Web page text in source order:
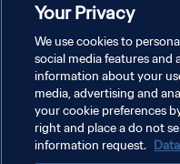
Manchester City disputado
Orlando el jueves 26 de
POLÍTICA DE PRIVACIDAD
Your Privacy
We use cookies to
social media features and
information about your
media, advertising and
your cookie preferences
right and place a do not
information request.